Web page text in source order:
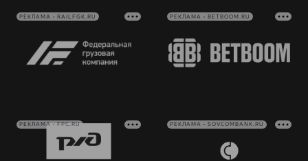
РЕКЛАМА • RAILFGK.RU РЕКЛАМА • BETBOOM.RU
РЕКЛАМА • FPC.RU РЕКЛАМА • SOVCOMBANK.RU